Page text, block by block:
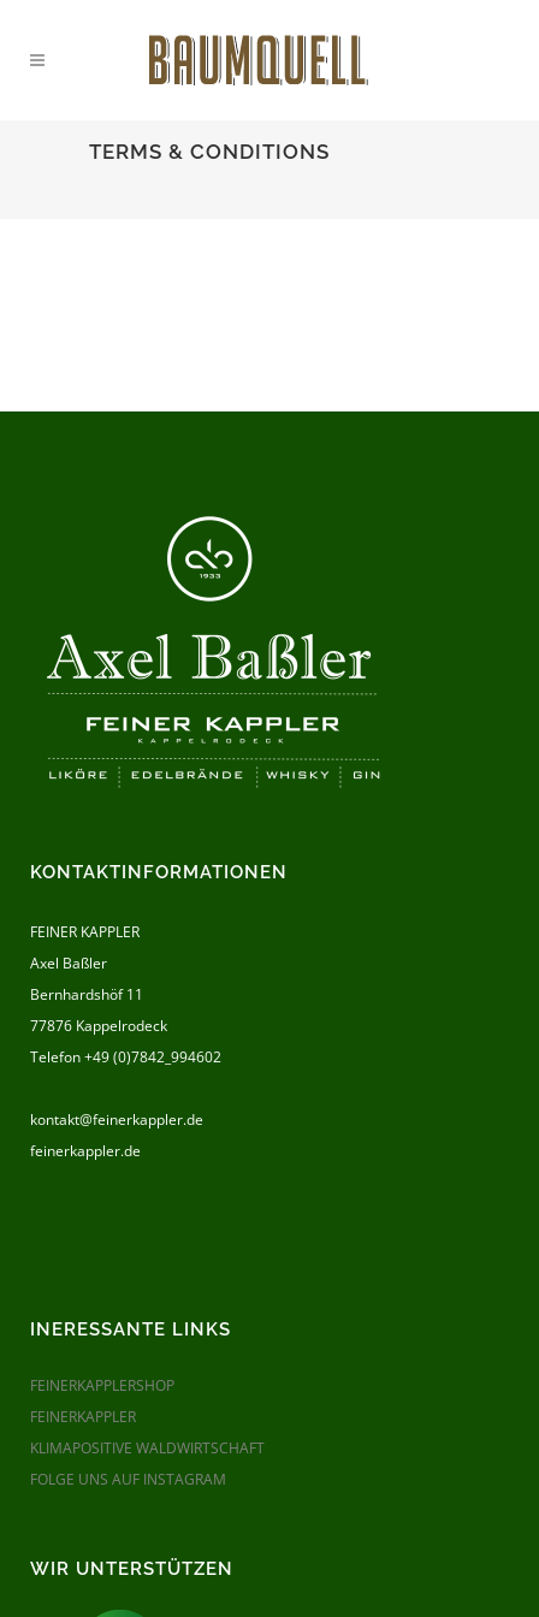
TERMS & CONDITIONS
KONTAKTINFORMATIONEN
FEINER KAPPLER
Axel Baßler
Bernhardshöf 11
77876 Kappelrodeck
Telefon +49 (0)7842_994602
kontakt@feinerkappler.de
feinerkappler.de
INERESSANTE LINKS
FEINERKAPPLERSHOP
FEINERKAPPLER
KLIMAPOSITIVE WALDWIRTSCHAFT
FOLGE UNS AUF INSTAGRAM
WIR UNTERSTÜTZEN